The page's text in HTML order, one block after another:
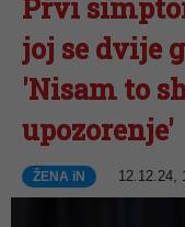
Prvi
joj se dvije
'Nisam to
upozorenje'
ŽENA iN 12.12.24,